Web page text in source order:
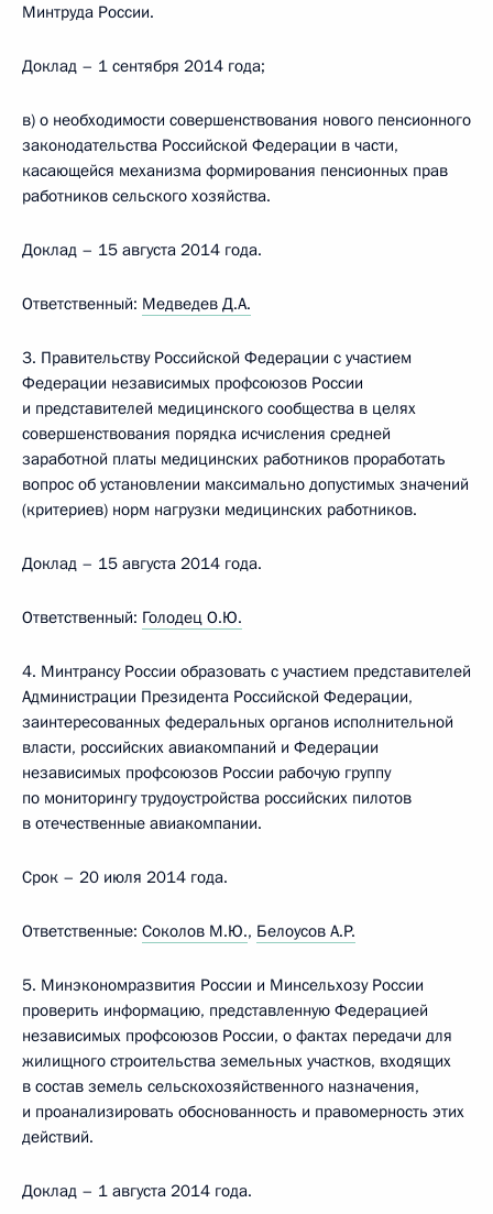
Минтруда России.
Доклад – 1 сентября 2014 года;
в) о необходимости совершенствования нового пенсионного
законодательства Российской Федерации в части,
касающейся механизма формирования пенсионных прав
работников сельского хозяйства.
Доклад – 15 августа 2014 года.
Ответственный: Медведев Д.А.
3. Правительству Российской Федерации с участием
Федерации независимых профсоюзов России
и представителей медицинского сообщества в целях
совершенствования порядка исчисления средней
заработной платы медицинских работников проработать
вопрос об установлении максимально допустимых значений
(критериев) норм нагрузки медицинских работников.
Доклад – 15 августа 2014 года.
Ответственный: Голодец О.Ю.
4. Минтрансу России образовать с участием представителей
Администрации Президента Российской Федерации,
заинтересованных федеральных органов исполнительной
власти, российских авиакомпаний и Федерации
независимых профсоюзов России рабочую группу
по мониторингу трудоустройства российских пилотов
в отечественные авиакомпании.
Срок – 20 июля 2014 года.
Ответственные: Соколов М.Ю., Белоусов А.Р.
5. Минэкономразвития России и Минсельхозу России
проверить информацию, представленную Федерацией
независимых профсоюзов России, о фактах передачи для
жилищного строительства земельных участков, входящих
в состав земель сельскохозяйственного назначения,
и проанализировать обоснованность и правомерность этих
действий.
Доклад – 1 августа 2014 года.